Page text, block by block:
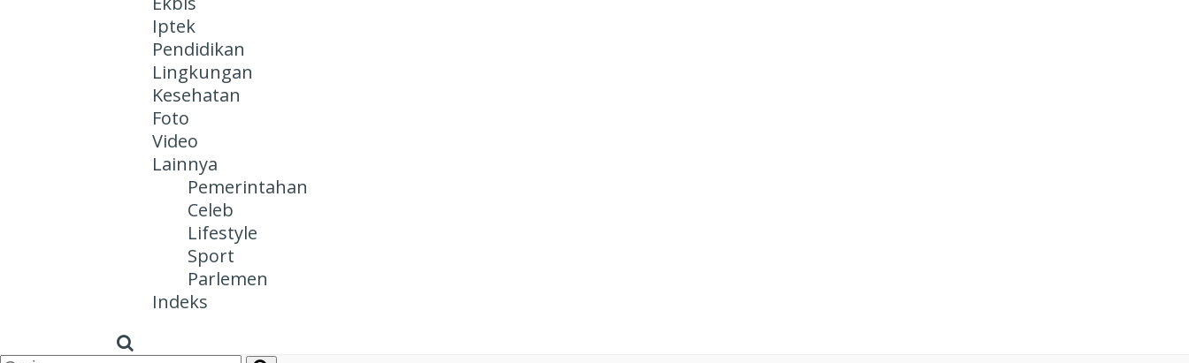
Iptek
Pendidikan
Lingkungan
Kesehatan
Foto
Video
Lainnya
Pemerintahan
Celeb
Lifestyle
Sport
Parlemen
Indeks